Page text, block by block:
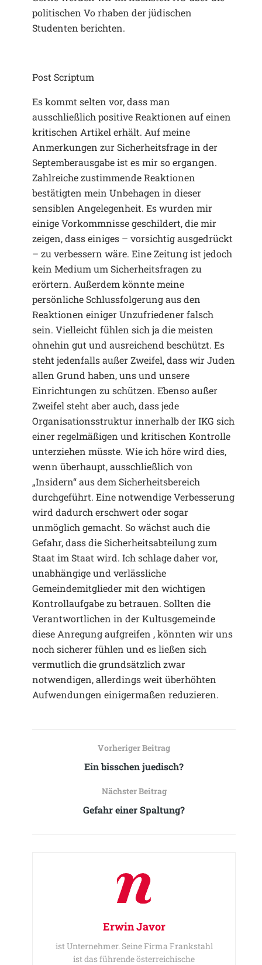
politischen Vo rhaben der jüdischen
Studenten berichten.
Post Scriptum
Es kommt selten vor, dass man
ausschließlich positive Reaktionen auf einen
kritischen Artikel erhält. Auf meine
Anmerkungen zur Sicherheitsfrage in der
Septemberausgabe ist es mir so ergangen.
Zahlreiche zustimmende Reaktionen
bestätigten mein Unbehagen in dieser
sensiblen Angelegenheit. Es wurden mir
einige Vorkommnisse geschildert, die mir
zeigen, dass einiges – vorsichtig ausgedrückt
– zu verbessern wäre. Eine Zeitung ist jedoch
kein Medium um Sicherheitsfragen zu
erörtern. Außerdem könnte meine
persönliche Schlussfolgerung aus den
Reaktionen einiger Unzufriedener falsch
sein. Vielleicht fühlen sich ja die meisten
ohnehin gut und ausreichend beschützt. Es
steht jedenfalls außer Zweifel, dass wir Juden
allen Grund haben, uns und unsere
Einrichtungen zu schützen. Ebenso außer
Zweifel steht aber auch, dass jede
Organisationsstruktur innerhalb der IKG sich
einer regelmäßigen und kritischen Kontrolle
unterziehen müsste. Wie ich höre wird dies,
wenn überhaupt, ausschließlich von
„Insidern“ aus dem Sicherheitsbereich
durchgeführt. Eine notwendige Verbesserung
wird dadurch erschwert oder sogar
unmöglich gemacht. So wächst auch die
Gefahr, dass die Sicherheitsabteilung zum
Staat im Staat wird. Ich schlage daher vor,
unabhängige und verlässliche
Gemeindemitglieder mit den wichtigen
Kontrollaufgabe zu betrauen. Sollten die
Verantwortlichen in der Kultusgemeinde
diese Anregung aufgreifen , könnten wir uns
noch sicherer fühlen und es ließen sich
vermutlich die grundsätzlich zwar
notwendigen, allerdings weit überhöhten
Aufwendungen einigermaßen reduzieren.
Vorheriger Beitrag
Ein bisschen juedisch?
Nächster Beitrag
Gefahr einer Spaltung?
Erwin Javor
ist Unternehmer. Seine Firma Frankstahl
ist das führende österreichische